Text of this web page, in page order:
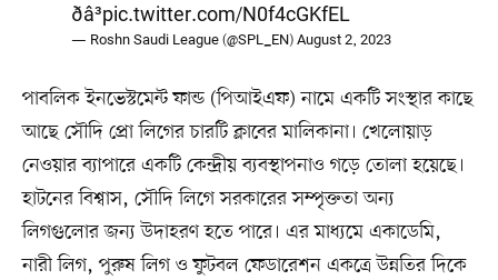
ðâ³pic.twitter.com/N0f4cGKfEL
— Roshn Saudi League (@SPL_EN)August 2, 2023
পাবলিক ইনভেস্টমেন্ট ফান্ড (পিআইএফ) নামে একটি সংস্থার কাছে
আছে সৌদি প্রো লিগের চারটি ক্লাবের মালিকানা। খেলোয়াড়
নেওয়ার ব্যাপারে একটি কেন্দ্রীয় ব্যবস্থাপনাও গড়ে তোলা হয়েছে।
হাটনের বিশ্বাস, সৌদি লিগে সরকারের সম্পৃক্ততা অন্য
লিগগুলোর জন্য উদাহরণ হতে পারে। এর মাধ্যমে একাডেমি,
নারী লিগ, পুরুষ লিগ ও ফুটবল ফেডারেশন একত্রে উন্নতির দিকে